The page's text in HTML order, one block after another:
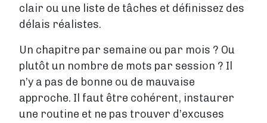
clair ou une liste de tâches et définissez des
délais réalistes.
Un chapitre par semaine ou par mois ? Ou
plutôt un nombre de mots par session ? Il
n’y a pas de bonne ou de mauvaise
approche. Il faut être cohérent, instaurer
une routine et ne pas trouver d’excuses